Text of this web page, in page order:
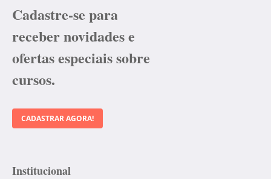
Cadastre-se para
receber novidades e
ofertas especiais sobre
cursos.
CADASTRAR AGORA!
Institucional